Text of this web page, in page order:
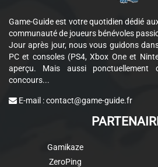
Game-Guide est votre quotidien dédié
communauté de joueurs bénévoles
Jour après jour, nous vous guidons
PC et consoles (PS4, Xbox One et
aperçu. Mais aussi
concours...
E-mail :contact@game-guide.fr
Gamikaze
ZeroPing